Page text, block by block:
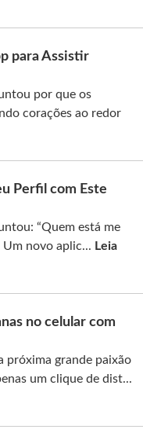
para Assistir
por que os
corações ao redor
Perfil com Este
“Quem está me
Um novo aplic... Leia
no celular com
próxima grande paixão
um clique de dist...